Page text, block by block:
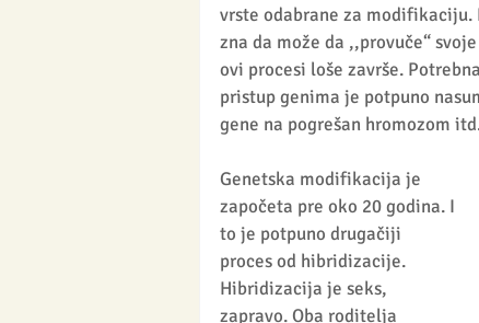
vrste odabrane za
zna da može da ,,provuče“
ovi procesi loše završe.
pristup genima je potpuno
gene na pogrešan hromozom
Genetska modifikacija je
započeta pre oko 20 godina. I
to je potpuno drugačiji
proces od hibridizacije.
Hibridizacija je seks,
zapravo. Oba roditelja